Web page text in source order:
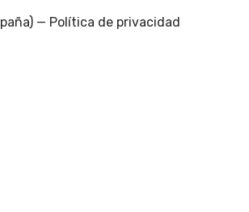
— Política de privacidad